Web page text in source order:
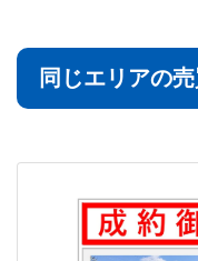
同じエリアの